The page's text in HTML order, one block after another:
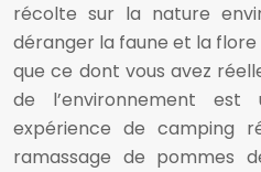
récolte sur la nature
déranger la faune et la
que ce dont vous avez
de l’environnement
expérience de camping
ramassage de pommes